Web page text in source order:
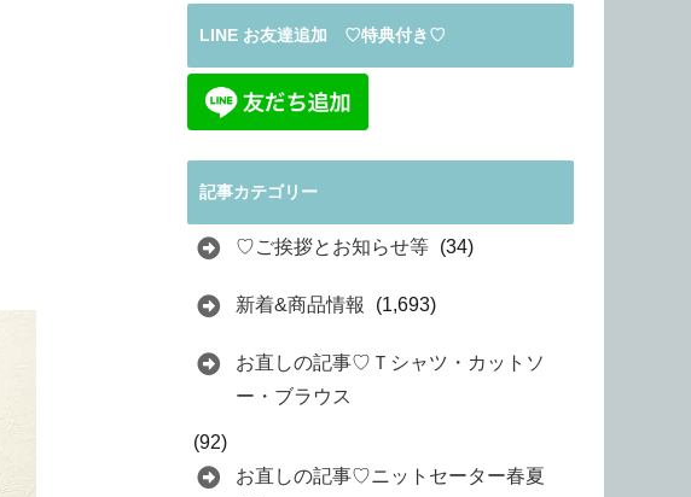
LINE お友達追加 ♡特典付き♡
記事カテゴリー
♡ご挨拶とお知らせ等 (34)
新着&商品情報 (1,693)
お直しの記事♡Ｔシャツ・カットソ
ー・ブラウス
(92)
お直しの記事♡ニットセーター春夏